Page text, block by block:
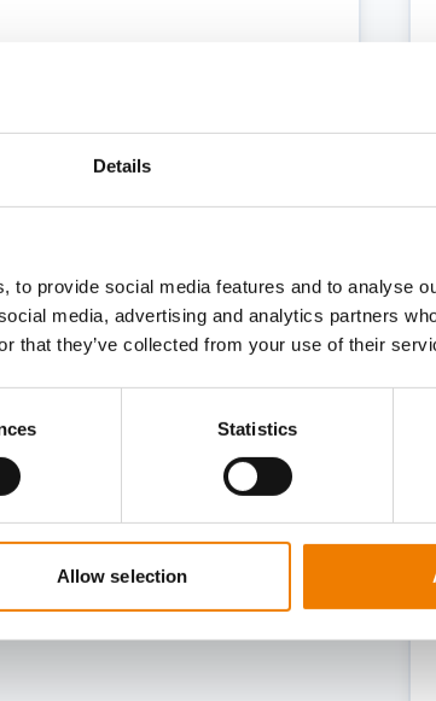
Details
to provide social media features and to analyse
media, advertising and analytics partners
that they’ve collected from your use of their
Statistics
Allow selection